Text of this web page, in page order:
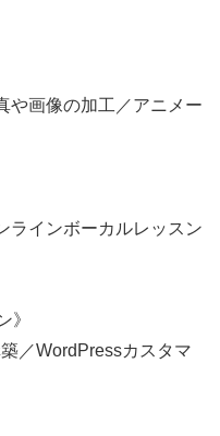
や画像の加工／アニメー
ラインボーカルレッスン
》
／WordPressカスタマ